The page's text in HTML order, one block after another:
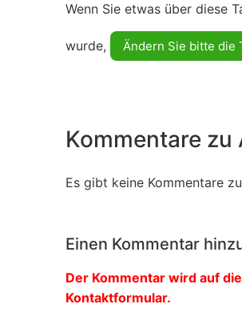
Wenn Sie etwas über diese
wurde, Ändern Sie bitte die
Kommentare zu
Es gibt keine Kommentare
Einen Kommentar
Der Kommentar wird auf
Kontaktformular.